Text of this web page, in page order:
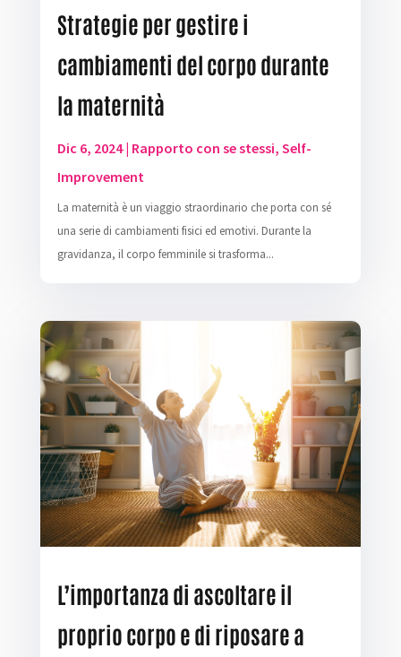
Strategie per gestire i
cambiamenti del corpo durante
la maternità
Dic 6, 2024| Rapporto con se stessi, Self-
Improvement
La maternità è un viaggio straordinario che porta con sé
una serie di cambiamenti fisici ed emotivi. Durante la
gravidanza, il corpo femminile si trasforma...
L’importanza di ascoltare il
proprio corpo e di riposare a